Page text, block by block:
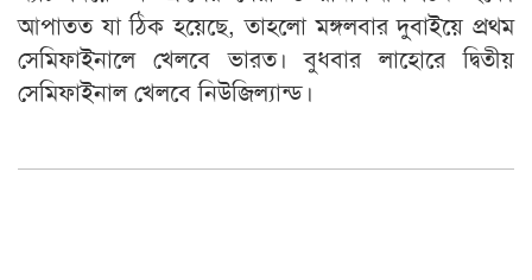
আপাতত যা ঠিক হয়েছে, তাহলো মঙ্গলবার দুবাইয়ে প্রথম
সেমিফাইনালে খেলবে ভারত। বুধবার লাহোরে দ্বিতীয়
সেমিফাইনাল খেলবে নিউজিল্যান্ড।